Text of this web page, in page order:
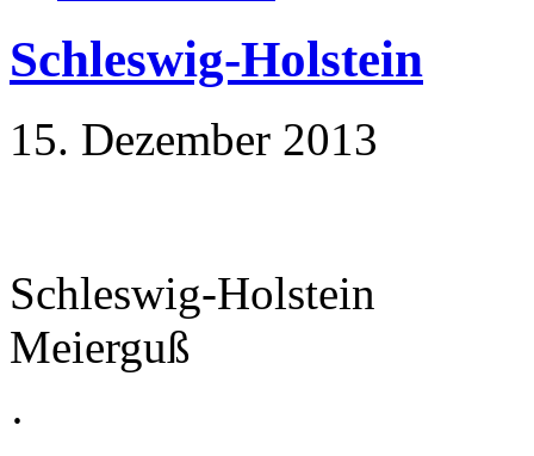
Schleswig-Holstein
15. Dezember 2013
Schleswig-Holstein
Meierguß
·